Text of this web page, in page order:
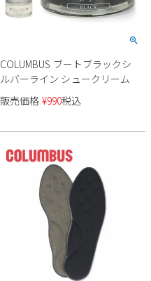
COLUMBUS ブートブラックシ
ルバーライン シュークリーム
販売価格 ¥990税込